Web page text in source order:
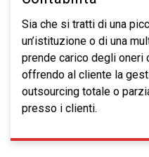
Sia che si tratti di una
un’istituzione o di una
prende carico degli oneri
offrendo al cliente la
outsourcing totale o
presso i clienti.